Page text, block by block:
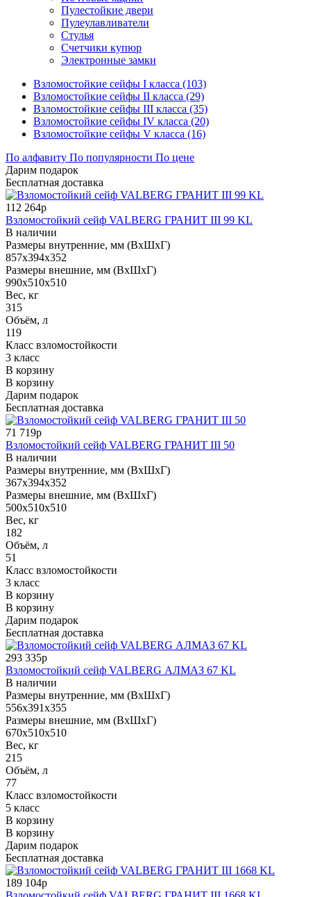
Пулестойкие двери
Пулеулавливатели
Стулья
Счетчики купюр
Электронные замки
Взломостойкие сейфы I класса (103)
Взломостойкие сейфы II класса (29)
Взломостойкие сейфы III класса (35)
Взломостойкие сейфы IV класса (20)
Взломостойкие сейфы V класса (16)
По алфавиту По популярности По цене
Дарим подарок
Бесплатная доставка
112 264р
Взломостойкий сейф VALBERG ГРАНИТ III 99 KL
В наличии
Размеры внутренние, мм (ВхШхГ)
857x394x352
Размеры внешние, мм (ВхШхГ)
990x510x510
Вес, кг
315
Объём, л
119
Класс взломостойкости
3 класс
В корзину
В корзину
Дарим подарок
Бесплатная доставка
71 719р
Взломостойкий сейф VALBERG ГРАНИТ III 50
В наличии
Размеры внутренние, мм (ВхШхГ)
367x394x352
Размеры внешние, мм (ВхШхГ)
500x510x510
Вес, кг
182
Объём, л
51
Класс взломостойкости
3 класс
В корзину
В корзину
Дарим подарок
Бесплатная доставка
293 335р
Взломостойкий сейф VALBERG АЛМАЗ 67 KL
В наличии
Размеры внутренние, мм (ВхШхГ)
556x391x355
Размеры внешние, мм (ВхШхГ)
670x510x510
Вес, кг
215
Объём, л
77
Класс взломостойкости
5 класс
В корзину
В корзину
Дарим подарок
Бесплатная доставка
189 104р